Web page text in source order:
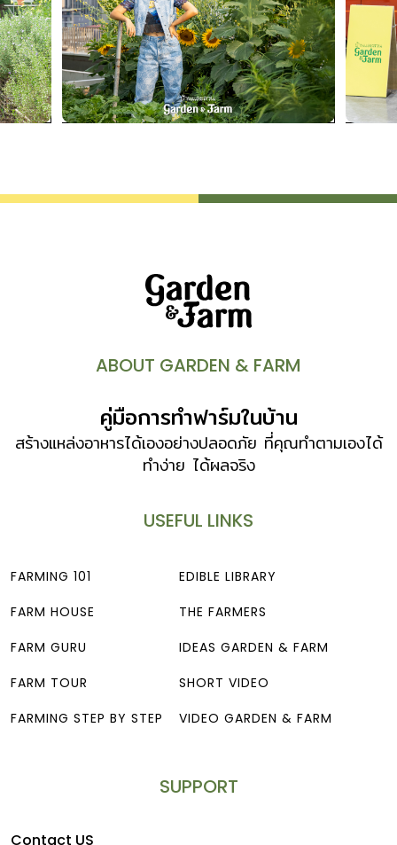
ABOUT GARDEN & FARM
คู่มือการทำฟาร์มในบ้าน
สร้างแหล่งอาหารได้เองอย่างปลอดภัย ที่คุณทำตามเองได้
ทำง่าย ได้ผลจริง
USEFUL LINKS
FARMING 101
FARM HOUSE
FARM GURU
FARM TOUR
FARMING STEP BY STEP
EDIBLE LIBRARY
THE FARMERS
IDEAS GARDEN & FARM
SHORT VIDEO
VIDEO GARDEN & FARM
SUPPORT
Contact US